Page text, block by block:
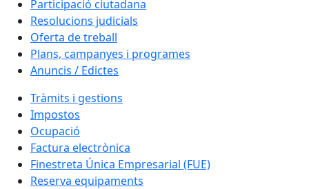
Participació ciutadana
Resolucions judicials
Oferta de treball
Plans, campanyes i programes
Anuncis / Edictes
Tràmits i gestions
Impostos
Ocupació
Factura electrònica
Finestreta Única Empresarial (FUE)
Reserva equipaments